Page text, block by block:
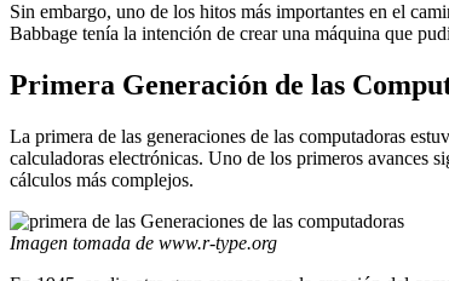
Sin embargo, uno de los hitos más importantes en el
Babbage tenía la intención de crear una máquina que
Primera Generación de las
La primera de las generaciones de las computadoras
calculadoras electrónicas. Uno de los primeros avances
cálculos más complejos.
Imagen tomada de www.r-type.org